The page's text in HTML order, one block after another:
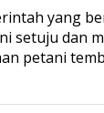
yang
setuju dan
petani